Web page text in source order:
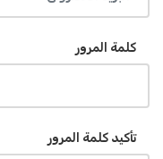
كلمة المرور
تأكيد كلمة المرور